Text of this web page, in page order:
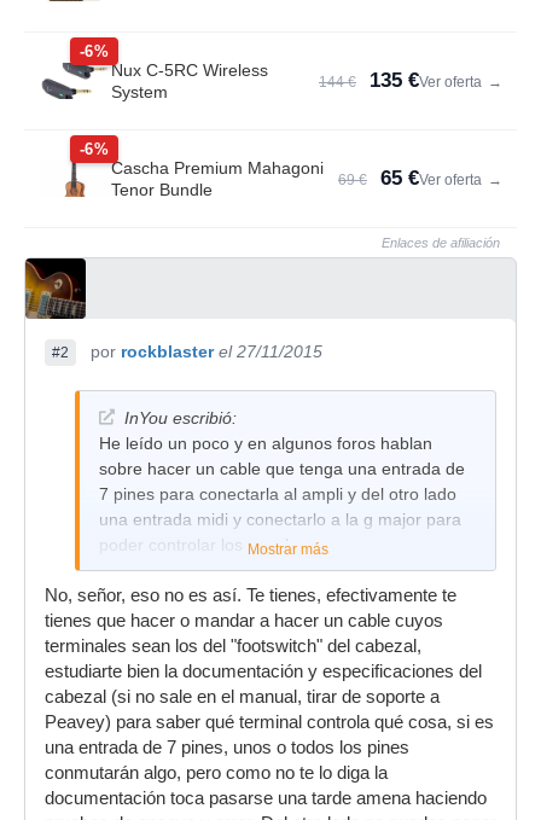
-6%
Nux C-5RC Wireless
System
144 € 135 €Ver oferta →
-6%
Cascha Premium Mahagoni
Tenor Bundle
69 € 65 €Ver oferta →
Enlaces de afiliación
#2 por rockblaster el 27/11/2015
InYou escribió:
He leído un poco y en algunos foros hablan
sobre hacer un cable que tenga una entrada de
7 pines para conectarla al ampli y del otro lado
una entrada midi y conectarlo a la g major para
poder controlar los canales.
Mostrar más
No, señor, eso no es así. Te tienes, efectivamente te
tienes que hacer o mandar a hacer un cable cuyos
terminales sean los del "footswitch" del cabezal,
estudiarte bien la documentación y especificaciones del
cabezal (si no sale en el manual, tirar de soporte a
Peavey) para saber qué terminal controla qué cosa, si es
una entrada de 7 pines, unos o todos los pines
conmutarán algo, pero como no te lo diga la
documentación toca pasarse una tarde amena haciendo